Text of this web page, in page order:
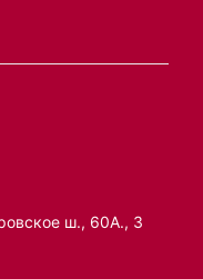
ш., 60А., 3